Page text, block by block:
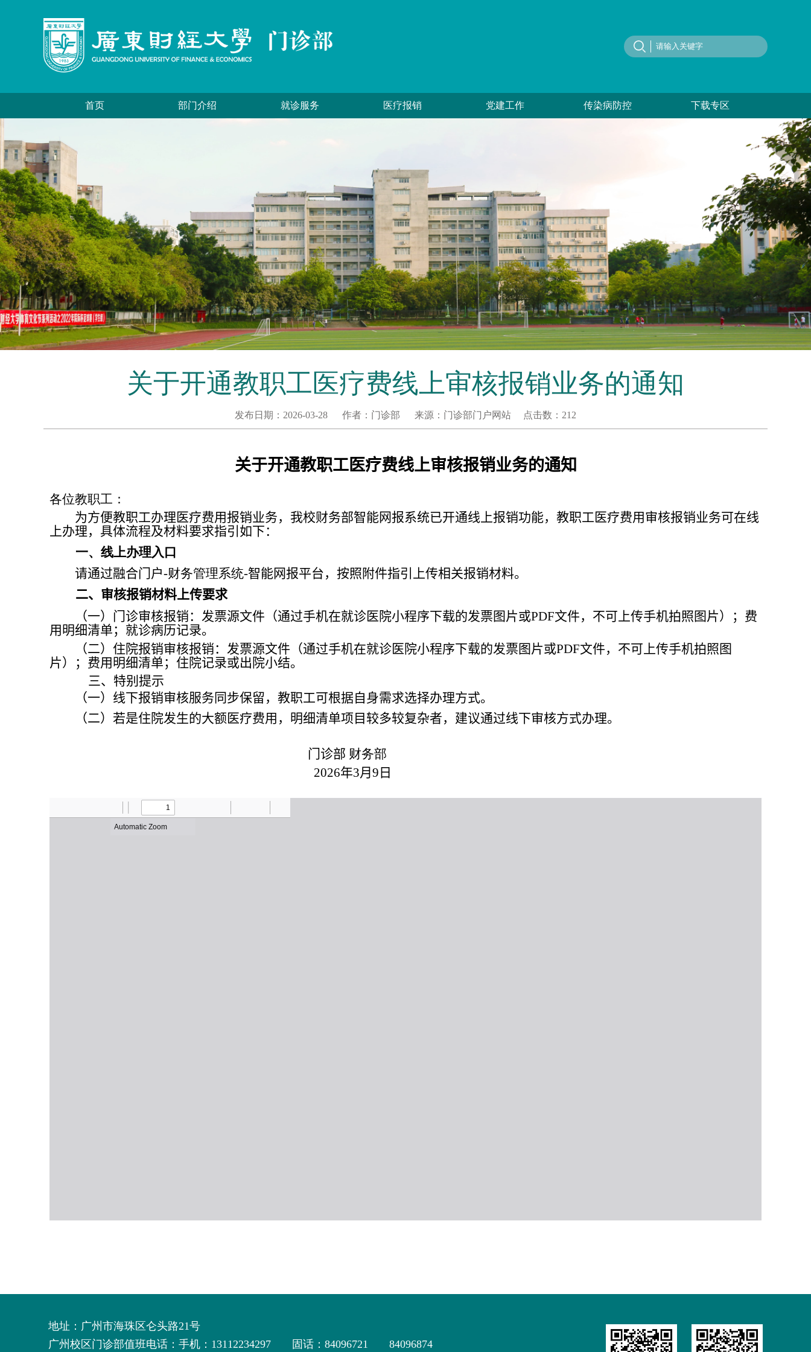
首页 部门介绍 就诊服务 医疗报销 党建工作 传染病防控 下载专区
关于开通教职工医疗费线上审核报销业务的通知
发布日期： 2026-03-28 作者： 门诊部 来源： 门诊部门户网站 点击数： 212
关于开通教职工医疗费线上审核报销业务的通知
各位教职工：
为方便教职工办理医疗费用报销业务，我校财务部智能网报系统已开通线上报销功能，教职工医疗费用 审核报销业务可在线
上办理，具体流程及材料要求指引如下：
一、线上办理入口
请通过融合门户-财务管理系统-智能网报平台，按照附件指引上传相关报销材料。
二、 审核报销材料上传要求
（一）门诊审核报销：发票源文件 （通过手机在就诊医院小程序下载的发票图片或PDF文件， 不可上传手机拍照图片）；费
用明细清单； 就诊病历记录。
（二） 住院报销审核报销：发票源文件 （通过手机在就诊医院小程序下载的发票图片或PDF文件， 不可上传手机拍照图
片）；费用明细清单；住院记录或出院小结。
三、 特别提示
（一） 线下报销审核服务同步保留，教职工可根据自身需求选择办理方式。
（二） 若是住院发生的大额医疗费用 ， 明细清单项目较多较复杂者，建议通过线下审核方式办理。
门诊部 财务部
2026年3月 9 日
地址：广州市海珠区仑头路21号
广州校区门诊部值班电话： 手机：13112234297 固话：84096721 84096874